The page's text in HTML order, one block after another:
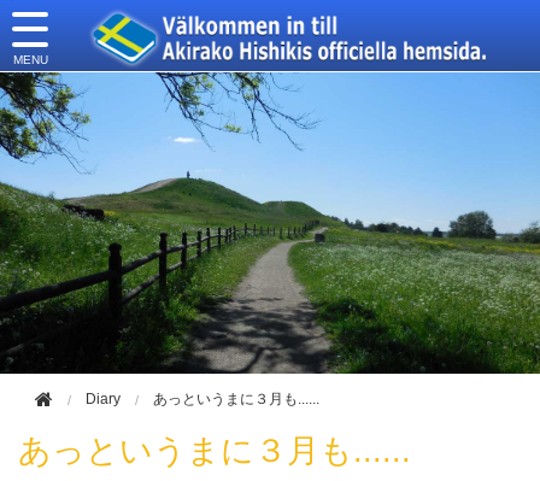
Diary あっというまに３月も......
あっというまに３月も......